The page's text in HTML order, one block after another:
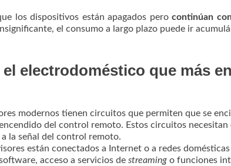
los dispositivos están apagados perocontinúan
el consumo a largo plazo puede ir
electrodoméstico que más
modernos tienen circuitos que permiten que se
del control remoto. Estos circuitos necesitan
la señal del control remoto.
están conectados a Internet o a redes
acceso a servicios de streaming o funciones